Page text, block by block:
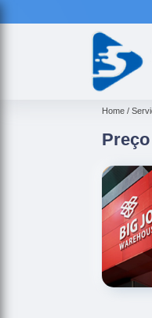
Home